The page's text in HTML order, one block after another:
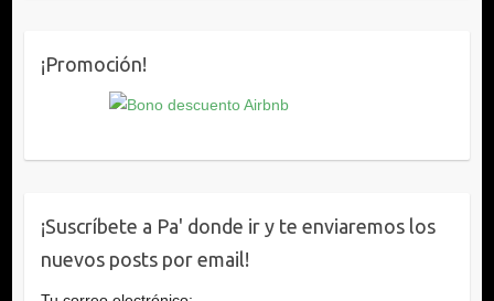
¡Promoción!
¡Suscríbete a Pa' donde ir y te enviaremos los
nuevos posts por email!